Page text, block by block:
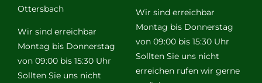
Ottersbach
Wir sind erreichbar
Montag bis Donnerstag
von 09:00 bis 15:30 Uhr
Sollten Sie uns nicht
Wir sind erreichbar
Montag bis Donnerstag
von 09:00 bis 15:30 Uhr
Sollten Sie uns nicht
erreichen rufen wir gerne